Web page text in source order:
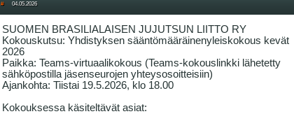
# 04.05.2026
SUOMEN BRASILIALAISEN JUJUTSUN LIITTO RY
Kokouskutsu: Yhdistyksen sääntömääräinenyleiskokous kevät
2026
Paikka: Teams-virtuaalikokous (Teams-kokouslinkki lähetetty
sähköpostilla jäsenseurojen yhteysosoitteisiin)
Ajankohta: Tiistai 19.5.2026, klo 18.00
Kokouksessa käsiteltävät asiat: